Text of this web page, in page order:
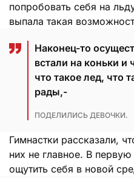
попробовать себя на
выпала такая
Наконец-то
встали на коньки и
что такое лед, что
рады,-
ПОДЕЛИЛИСЬ ДЕВОЧКИ.
Гимнастки рассказали,
них не главное. В
ощутить себя в новой